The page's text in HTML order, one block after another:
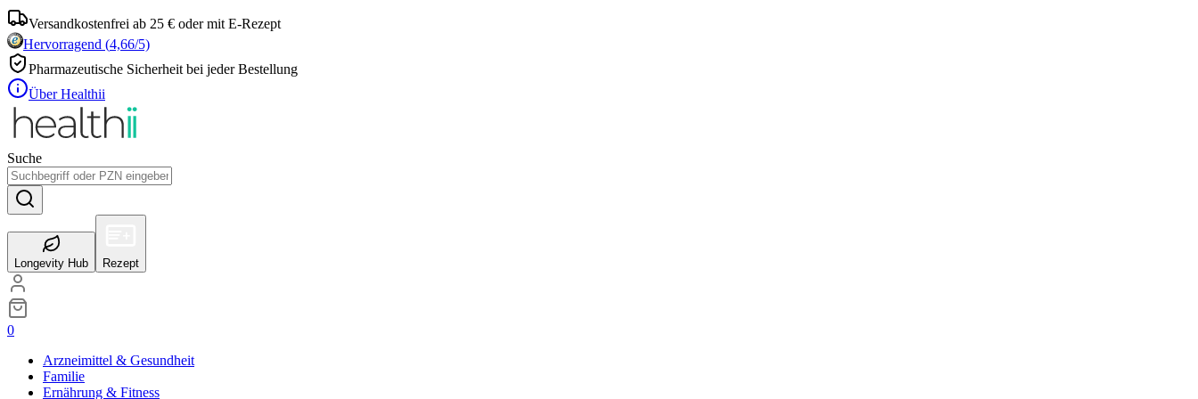
Versandkostenfrei ab 25 € oder mit E-Rezept
Hervorragend (4,66/5)
Pharmazeutische Sicherheit bei jeder Bestellung
Über Healthii
Suche
Longevity Hub Rezept
0
Arzneimittel & Gesundheit
Familie
Ernährung & Fitness